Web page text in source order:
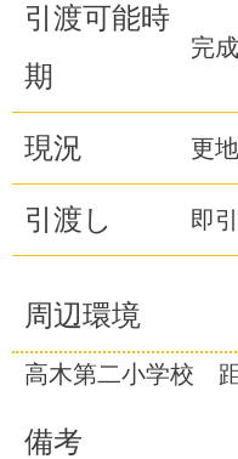
引渡可能時
期
完
現況 更地
引渡し 即
周辺環境
高木第二小学校
備考